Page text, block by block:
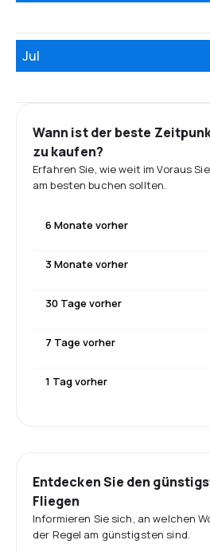
Jul
Wann ist der beste
zu kaufen?
Erfahren Sie, wie weit im Voraus
am besten buchen sollten.
6 Monate vorher
3 Monate vorher
30 Tage vorher
7 Tage vorher
1 Tag vorher
Entdecken Sie den
Fliegen
Informieren Sie sich, an welchen
der Regel am günstigsten sind.